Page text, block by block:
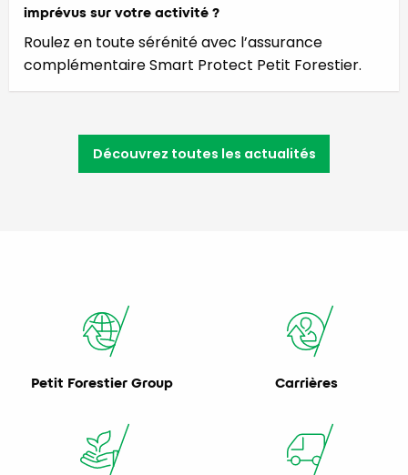
imprévus sur votre activité ?
Roulez en toute sérénité avec l’assurance
complémentaire Smart Protect Petit Forestier.
Découvrez toutes les actualités
Petit Forestier Group Carrières